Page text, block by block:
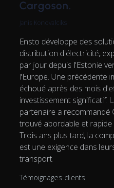
Cargoson.
Janis Konovalciks
Ensto développe des
distribution d'électricité,
par jour depuis l'Estonie
l'Europe. Une précédente
échoué après des mois
investissement significatif.
partenaire a recommandé
trouvé abordable et
Trois ans plus tard, la
est une exigence dans
transport.
Témoignages clients